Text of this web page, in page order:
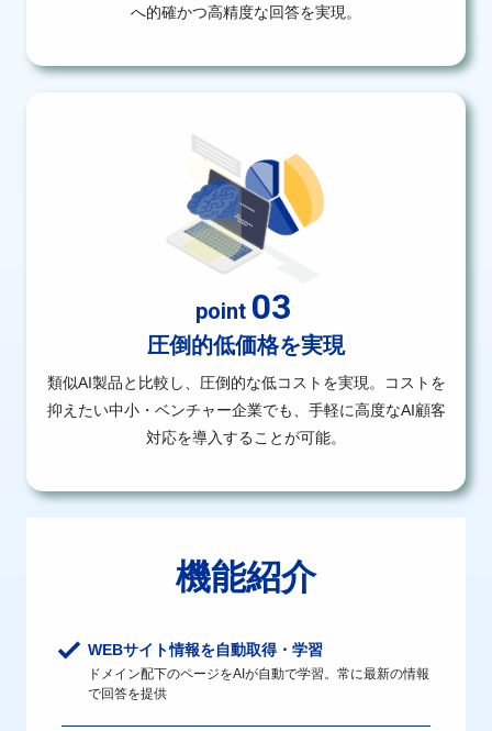
へ的確かつ高精度な回答を実現。
point 03
圧倒的低価格を実現
類似AI製品と比較し、圧倒的な低コストを実現。コストを
抑えたい中小・ベンチャー企業でも、手軽に高度なAI顧客
対応を導入することが可能。
機能紹介
WEBサイト情報を自動取得・学習
ドメイン配下のページをAIが自動で学習。常に最新の情報
で回答を提供